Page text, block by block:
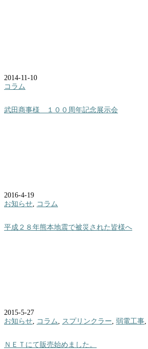
2014-11-10
コラム
武田商事様 １００周年記念展示会
2016-4-19
お知らせ, コラム
平成２８年熊本地震で被災された皆様へ
2015-5-27
お知らせ, コラム, スプリンクラー, 弱電工事,
ＮＥＴにて販売始めました。